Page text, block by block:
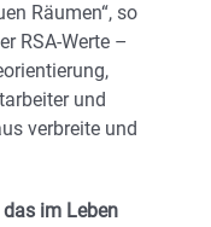
Räumen“, so
RSA-Werte –
und
verbreite und
im Leben